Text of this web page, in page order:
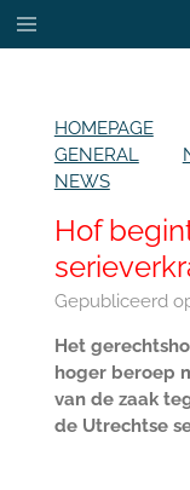
Ga
direct
hoofdinhoud
HOMEPAGE
GENERAL
NEWS
Hof
Gepubliceerd
Het
hoger beroep
van de zaak
de Utrechtse